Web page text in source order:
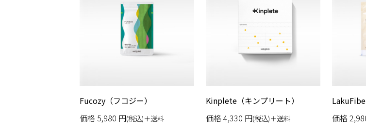
Fucozy（フコジー）
価格 5,980 円(税込)＋送料
Kinplete（キンプリート）
価格4,330 円(税込)＋送料
価格